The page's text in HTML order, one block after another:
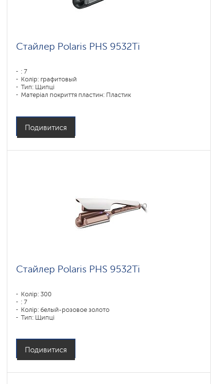
Стайлер Polaris PHS 9532Ti
: 7
Колір: графитовый
Тип: Щипці
Матеріал покриття пластин: Пластик
Подивитися
Стайлер Polaris PHS 9532Ti
Колір: 300
: 7
Колір: белый-розовое золото
Тип: Щипці
Подивитися